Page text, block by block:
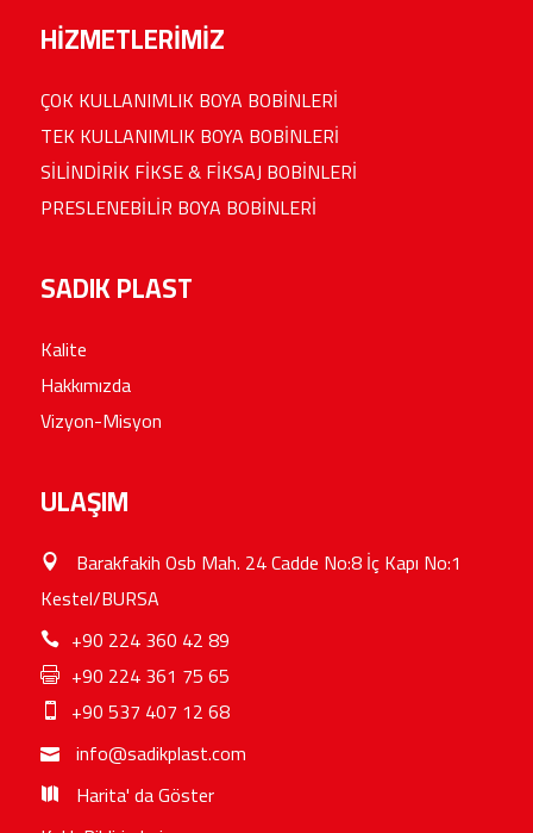
HİZMETLERİMİZ
ÇOK KULLANIMLIK BOYA BOBİNLERİ
TEK KULLANIMLIK BOYA BOBİNLERİ
SİLİNDİRİK FİKSE & FİKSAJ BOBİNLERİ
PRESLENEBİLİR BOYA BOBİNLERİ
SADIK PLAST
Kalite
Hakkımızda
Vizyon-Misyon
ULAŞIM
Barakfakih Osb Mah. 24 Cadde No:8 İç Kapı No:1
Kestel/BURSA
+90 224 360 42 89
+90 224 361 75 65
+90 537 407 12 68
info@sadikplast.com
Harita' da Göster